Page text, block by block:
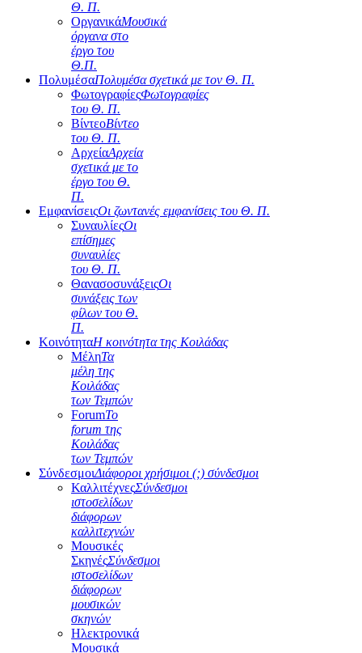
Θ. Π.
ΟργανικάΜουσικά
όργανα στο
έργο του
Θ.Π.
ΠολυμέσαΠολυμέσα σχετικά με τον Θ. Π.
ΦωτογραφίεςΦωτογραφίες
του Θ. Π.
ΒίντεοΒίντεο
του Θ. Π.
ΑρχείαΑρχεία
σχετικά με το
έργο του Θ.
Π.
ΕμφανίσειςΟι ζωντανές εμφανίσεις του Θ. Π.
ΣυναυλίεςΟι
επίσημες
συναυλίες
του Θ. Π.
ΘανασοσυνάξειςΟι
συνάξεις των
φίλων του Θ.
Π.
ΚοινότηταΗ κοινότητα της Κοιλάδας
ΜέληΤα
μέλη της
Κοιλάδας
των Τεμπών
ForumΤο
forum της
Κοιλάδας
των Τεμπών
ΣύνδεσμοιΔιάφοροι χρήσιμοι (;) σύνδεσμοι
ΚαλλιτέχνεςΣύνδεσμοι
ιστοσελίδων
διάφορων
καλλιτεχνών
Μουσικές
ΣκηνέςΣύνδεσμοι
ιστοσελίδων
διάφορων
μουσικών
σκηνών
Ηλεκτρονικά
Μουσικά